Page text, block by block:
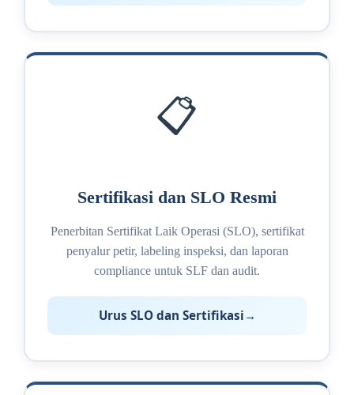
📋
Sertifikasi dan SLO Resmi
Penerbitan Sertifikat Laik Operasi (SLO), sertifikat
penyalur petir, labeling inspeksi, dan laporan
compliance untuk SLF dan audit.
Urus SLO dan Sertifikasi